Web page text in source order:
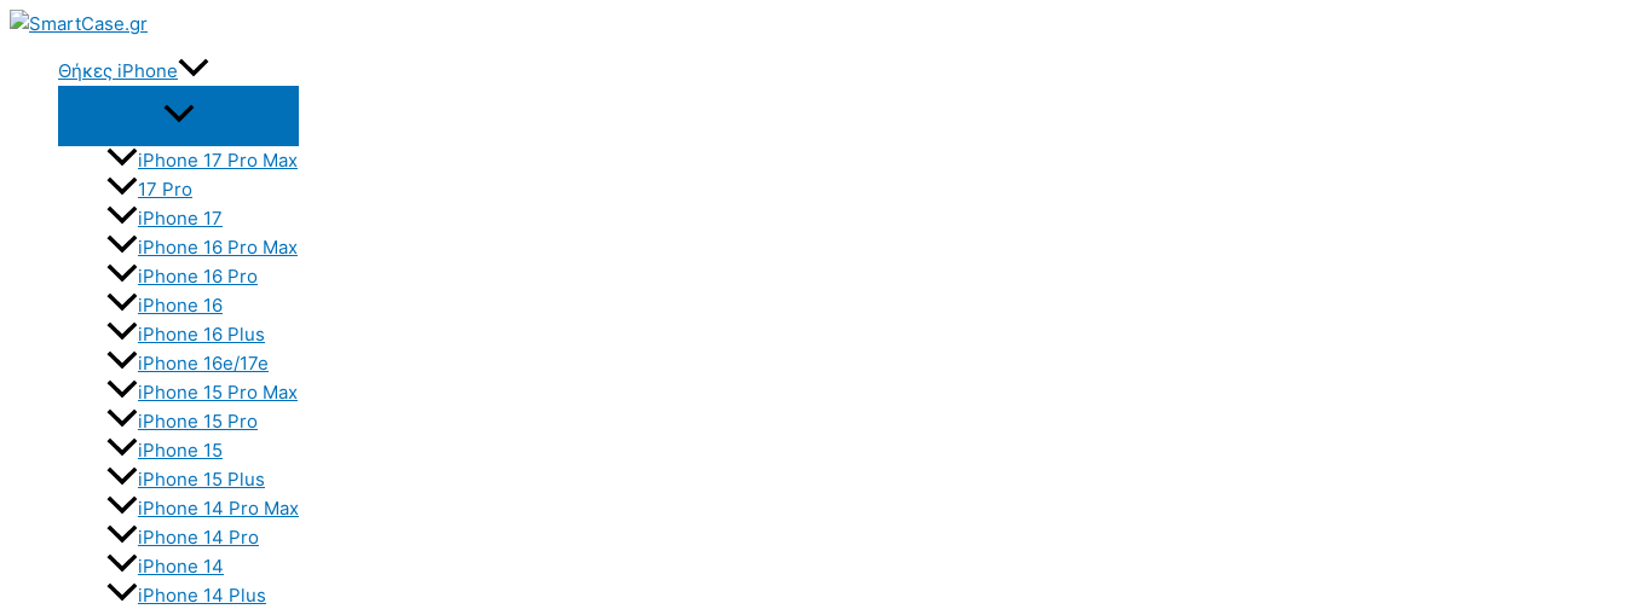
Skip
contentΘήκες iPhone
iPhone 17 Pro Max
17 Pro
iPhone 17
iPhone 16 Pro Max
iPhone 16 Pro
iPhone 16
iPhone 16 Plus
iPhone 16e/17e
iPhone 15 Pro Max
iPhone 15 Pro
iPhone 15
iPhone 15 Plus
iPhone 14 Pro Max
iPhone 14 Pro
iPhone 14
iPhone 14 Plus